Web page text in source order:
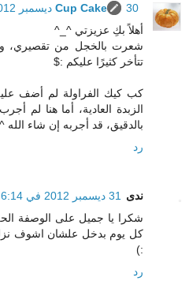
Cup Cake
30 ديسمبر 2012 في 7:07 ص
أهلاً بكِ عزيزتي ^_^
شعرت بالخجل من تقصيري،
تتأخر كثيرًا عليكم :$
كب كيك الفراولة لم أضف
الزبدة العادية، أما هنا لم
بالدقيق، قد أجربه إن شاء الله
رد
ندى
31 ديسمبر 2012 في 6:14 ص
شكرا يا جميل على الوصفة
كل يوم بدخل علشان اشوف
:)
رد